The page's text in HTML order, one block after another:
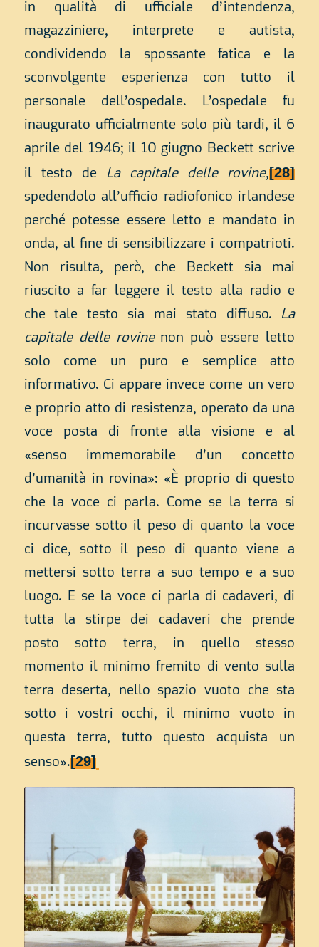
in qualità di ufficiale d’intendenza,
magazziniere, interprete e autista,
condividendo la spossante fatica e la
sconvolgente esperienza con tutto il
personale dell’ospedale. L’ospedale fu
inaugurato ufficialmente solo più tardi, il 6
aprile del 1946; il 10 giugno Beckett scrive
il testo de La capitale delle rovine,[28]
spedendolo all’ufficio radiofonico irlandese
perché potesse essere letto e mandato in
onda, al fine di sensibilizzare i compatrioti.
Non risulta, però, che Beckett sia mai
riuscito a far leggere il testo alla radio e
che tale testo sia mai stato diffuso. La
capitale delle rovinenon può essere letto
solo come un puro e semplice atto
informativo. Ci appare invece come un vero
e proprio atto di resistenza, operato da una
voce posta di fronte alla visione e al
«senso immemorabile d’un concetto
d’umanità in rovina»: «È proprio di questo
che la voce ci parla. Come se la terra si
incurvasse sotto il peso di quanto la voce
ci dice, sotto il peso di quanto viene a
mettersi sotto terra a suo tempo e a suo
luogo. E se la voce ci parla di cadaveri, di
tutta la stirpe dei cadaveri che prende
posto sotto terra, in quello stesso
momento il minimo fremito di vento sulla
terra deserta, nello spazio vuoto che sta
sotto i vostri occhi, il minimo vuoto in
questa terra, tutto questo acquista un
senso».[29]